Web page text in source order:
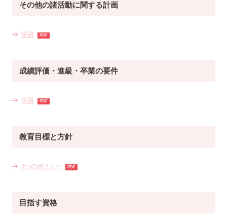
その他の諸活動に関する計画
学則
成績評価・進級・卒業の要件
学則
教育目標と方針
3つのポリシー
目指す資格